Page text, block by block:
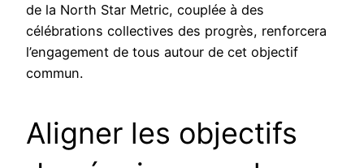
de la North Star Metric, couplée à des
célébrations collectives des progrès, renforcera
l’engagement de tous autour de cet objectif
commun.
Aligner les objectifs